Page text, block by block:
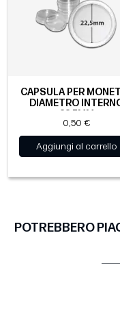
CAPSULA PER
DIAMETRO
22.5MM
0,50 €
Aggiungi al carrello
POTREBBERO